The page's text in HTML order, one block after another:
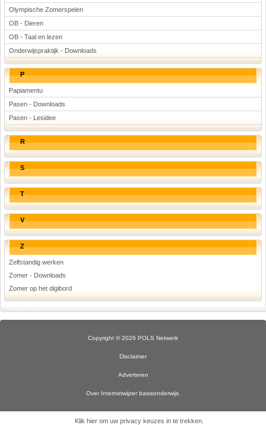
Olympische Zomerspelen
OB - Dieren
OB - Taal en lezen
Onderwijspraktijk - Downloads
P
Papiamentu
Pasen - Downloads
Pasen - Lesidee
R
S
T
V
Z
Zelfstandig werken
Zomer - Downloads
Zomer op het digibord
Copyright © 2026 POLS Netwerk
Disclaimer
Adverteren
Over Internetwijzer basisonderwijs.
Klik hier om uw privacy keuzes in te trekken.